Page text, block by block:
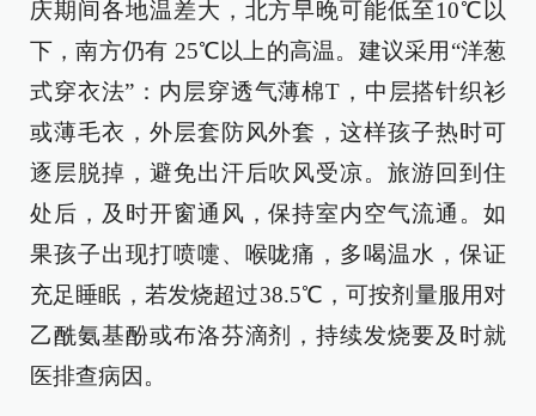
庆期间各地温差大，北方早晚可能低至10℃以
下，南方仍有 25℃以上的高温。建议采用“洋葱
式穿衣法”：内层穿透气薄棉T，中层搭针织衫
或薄毛衣，外层套防风外套，这样孩子热时可
逐层脱掉，避免出汗后吹风受凉。旅游回到住
处后，及时开窗通风，保持室内空气流通。如
果孩子出现打喷嚏、喉咙痛，多喝温水，保证
充足睡眠，若发烧超过38.5℃，可按剂量服用对
乙酰氨基酚或布洛芬滴剂，持续发烧要及时就
医排查病因。